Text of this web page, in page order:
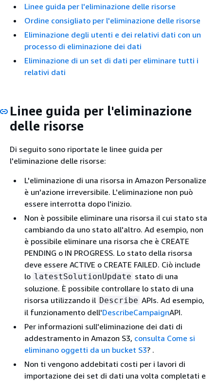
Linee guida per l'eliminazione delle risorse
Ordine consigliato per l'eliminazione delle risorse
Eliminazione degli utenti e dei relativi dati con un
processo di eliminazione dei dati
Eliminazione di un set di dati per eliminare tutti i
relativi dati
Linee guida per l'eliminazione
delle risorse
Di seguito sono riportate le linee guida per
l'eliminazione delle risorse:
L'eliminazione di una risorsa in Amazon Personalize
è un'azione irreversibile. L'eliminazione non può
essere interrotta dopo l'inizio.
Non è possibile eliminare una risorsa il cui stato sta
cambiando da uno stato all'altro. Ad esempio, non
è possibile eliminare una risorsa che è CREATE
PENDING o IN PROGRESS. Lo stato della risorsa
deve essere ACTIVE o CREATE FAILED. Ciò include
lo latestSolutionUpdate stato di una
soluzione. È possibile controllare lo stato di una
risorsa utilizzando il Describe APIs. Ad esempio,
il funzionamento dell'DescribeCampaignAPI.
Per informazioni sull'eliminazione dei dati di
addestramento in Amazon S3, consulta Come si
eliminano oggetti da un bucket S3? .
Non ti vengono addebitati costi per i lavori di
importazione dei set di dati una volta completati e